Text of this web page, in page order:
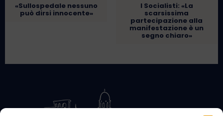
«Sullospedale nessuno
può dirsi innocente»
I Socialisti: «La
scarsissima
partecipazione alla
manifestazione è un
segno chiaro»